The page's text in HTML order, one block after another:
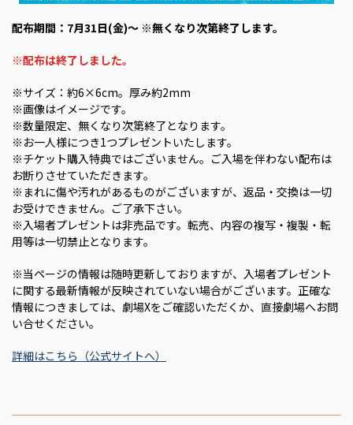
配布期間： 7月31日(金)～ ※無くなり次第終了します。
※配布は終了しました。
※サイズ：約6×6cm。厚み約2mm
※画像はイメージです。
※数量限定、無くなり次第終了となります。
※お一人様につき1つプレゼントいたします。
※チケット購入特典ではございません。ご入場を伴わない配布は
お断りさせていただきます。
※まれに傷や汚れがあるものがございますが、返品・交換は一切
お受けできません。ご了承下さい。
※入場者プレゼントは非売品です。転売、内容の複写・複製・転
用等は一切禁止となります。
※当ページの情報は随時更新しておりますが、入場者プレゼント
に関する最新情報が反映されていない場合がございます。正確な
情報につきましては、劇場Xをご確認いただくか、直接劇場へお問
い合せください。
詳細はこちら（公式サイトへ）